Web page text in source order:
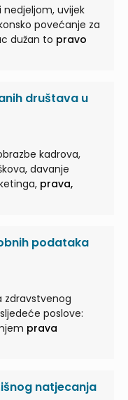
uvijek
povećanje za
dužan to pravo
društava u
kadrova,
davanje
prava,
podataka
zdravstvenog
poslove:
prava
natjecanja